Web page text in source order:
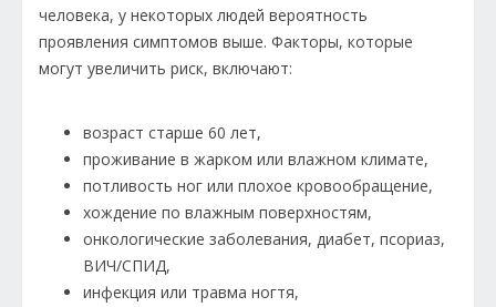
человека, у некоторых людей вероятность
проявления симптомов выше. Факторы, которые
могут увеличить риск, включают:
возраст старше 60 лет,
проживание в жарком или влажном климате,
потливость ног или плохое кровообращение,
хождение по влажным поверхностям,
онкологические заболевания, диабет, псориаз,
ВИЧ/СПИД,
инфекция или травма ногтя,